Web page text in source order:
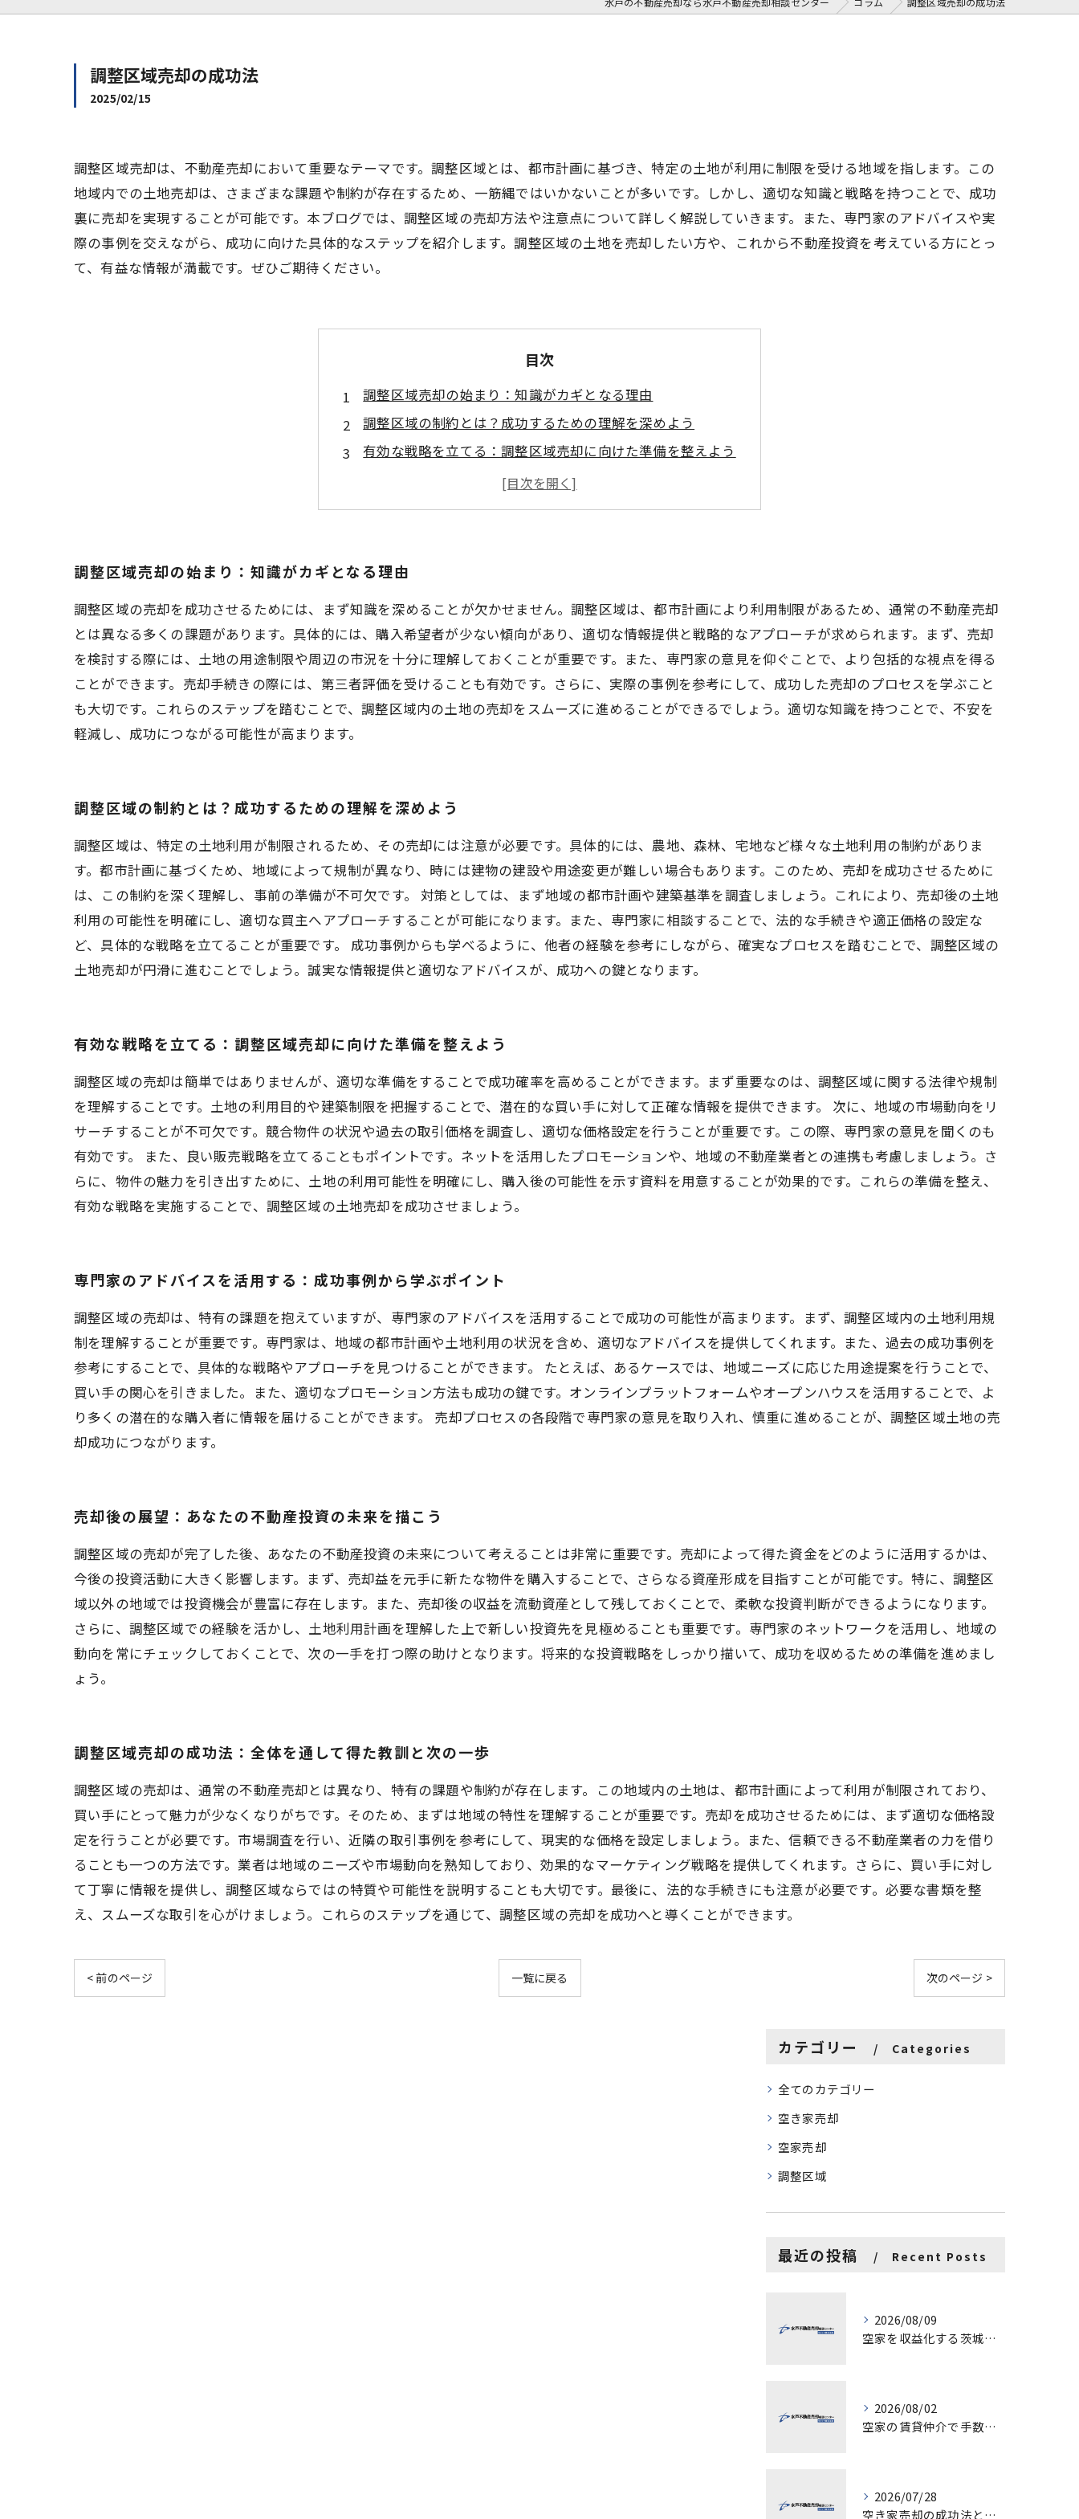
調整区域売却の成功法
2025/02/15
調整区域売却は、不動産売却において重要なテーマです。調整区域とは、都市計画に基づき、特定の土地が利用に制限を受ける地域を指します。この
地域内での土地売却は、さまざまな課題や制約が存在するため、一筋縄ではいかないことが多いです。しかし、適切な知識と戦略を持つことで、成功
裏に売却を実現することが可能です。本ブログでは、調整区域の売却方法や注意点について詳しく解説していきます。また、専門家のアドバイスや実
際の事例を交えながら、成功に向けた具体的なステップを紹介します。調整区域の土地を売却したい方や、これから不動産投資を考えている方にとっ
て、有益な情報が満載です。ぜひご期待ください。
目次
調整区域売却の始まり：知識がカギとなる理由
調整区域の制約とは？成功するための理解を深めよう
有効な戦略を立てる：調整区域売却に向けた準備を整えよう
専門家のアドバイスを活用する：成功事例から学ぶポイント
売却後の展望：あなたの不動産投資の未来を描こう
調整区域売却の始まり：知識がカギとなる理由
調整区域の売却を成功させるためには、まず知識を深めることが欠かせません。調整区域は、都市計画により利用制限があるため、通常の不動産売却
とは異なる多くの課題があります。具体的には、購入希望者が少ない傾向があり、適切な情報提供と戦略的なアプローチが求められます。まず、売却
を検討する際には、土地の用途制限や周辺の市況を十分に理解しておくことが重要です。また、専門家の意見を仰ぐことで、より包括的な視点を得る
ことができます。売却手続きの際には、第三者評価を受けることも有効です。さらに、実際の事例を参考にして、成功した売却のプロセスを学ぶこと
も大切です。これらのステップを踏むことで、調整区域内の土地の売却をスムーズに進めることができるでしょう。適切な知識を持つことで、不安を
軽減し、成功につながる可能性が高まります。
調整区域の制約とは？成功するための理解を深めよう
調整区域は、特定の土地利用が制限されるため、その売却には注意が必要です。具体的には、農地、森林、宅地など様々な土地利用の制約がありま
す。都市計画に基づくため、地域によって規制が異なり、時には建物の建設や用途変更が難しい場合もあります。このため、売却を成功させるために
は、この制約を深く理解し、事前の準備が不可欠です。 対策としては、まず地域の都市計画や建築基準を調査しましょう。これにより、売却後の土地
利用の可能性を明確にし、適切な買主へアプローチすることが可能になります。また、専門家に相談することで、法的な手続きや適正価格の設定な
ど、具体的な戦略を立てることが重要です。 成功事例からも学べるように、他者の経験を参考にしながら、確実なプロセスを踏むことで、調整区域の
土地売却が円滑に進むことでしょう。誠実な情報提供と適切なアドバイスが、成功への鍵となります。
有効な戦略を立てる：調整区域売却に向けた準備を整えよう
調整区域の売却は簡単ではありませんが、適切な準備をすることで成功確率を高めることができます。まず重要なのは、調整区域に関する法律や規制
を理解することです。土地の利用目的や建築制限を把握することで、潜在的な買い手に対して正確な情報を提供できます。 次に、地域の市場動向をリ
サーチすることが不可欠です。競合物件の状況や過去の取引価格を調査し、適切な価格設定を行うことが重要です。この際、専門家の意見を聞くのも
有効です。 また、良い販売戦略を立てることもポイントです。ネットを活用したプロモーションや、地域の不動産業者との連携も考慮しましょう。さ
らに、物件の魅力を引き出すために、土地の利用可能性を明確にし、購入後の可能性を示す資料を用意することが効果的です。これらの準備を整え、
有効な戦略を実施することで、調整区域の土地売却を成功させましょう。
専門家のアドバイスを活用する：成功事例から学ぶポイント
調整区域の売却は、特有の課題を抱えていますが、専門家のアドバイスを活用することで成功の可能性が高まります。まず、調整区域内の土地利用規
制を理解することが重要です。専門家は、地域の都市計画や土地利用の状況を含め、適切なアドバイスを提供してくれます。また、過去の成功事例を
参考にすることで、具体的な戦略やアプローチを見つけることができます。 たとえば、あるケースでは、地域ニーズに応じた用途提案を行うことで、
買い手の関心を引きました。また、適切なプロモーション方法も成功の鍵です。オンラインプラットフォームやオープンハウスを活用することで、よ
り多くの潜在的な購入者に情報を届けることができます。 売却プロセスの各段階で専門家の意見を取り入れ、慎重に進めることが、調整区域土地の売
却成功につながります。
売却後の展望：あなたの不動産投資の未来を描こう
調整区域の売却が完了した後、あなたの不動産投資の未来について考えることは非常に重要です。売却によって得た資金をどのように活用するかは、
今後の投資活動に大きく影響します。まず、売却益を元手に新たな物件を購入することで、さらなる資産形成を目指すことが可能です。特に、調整区
域以外の地域では投資機会が豊富に存在します。また、売却後の収益を流動資産として残しておくことで、柔軟な投資判断ができるようになります。
さらに、調整区域での経験を活かし、土地利用計画を理解した上で新しい投資先を見極めることも重要です。専門家のネットワークを活用し、地域の
動向を常にチェックしておくことで、次の一手を打つ際の助けとなります。将来的な投資戦略をしっかり描いて、成功を収めるための準備を進めまし
ょう。
調整区域売却の成功法：全体を通して得た教訓と次の一歩
調整区域の売却は、通常の不動産売却とは異なり、特有の課題や制約が存在します。この地域内の土地は、都市計画によって利用が制限されており、
買い手にとって魅力が少なくなりがちです。そのため、まずは地域の特性を理解することが重要です。売却を成功させるためには、まず適切な価格設
定を行うことが必要です。市場調査を行い、近隣の取引事例を参考にして、現実的な価格を設定しましょう。また、信頼できる不動産業者の力を借り
ることも一つの方法です。業者は地域のニーズや市場動向を熟知しており、効果的なマーケティング戦略を提供してくれます。さらに、買い手に対し
て丁寧に情報を提供し、調整区域ならではの特質や可能性を説明することも大切です。最後に、法的な手続きにも注意が必要です。必要な書類を整
え、スムーズな取引を心がけましょう。これらのステップを通じて、調整区域の売却を成功へと導くことができます。
< 前のページ 一覧に戻る 次のページ >
カテゴリー Categories
全てのカテゴリー
空き家売却
空家売却
調整区域
最近の投稿 Recent Posts
2026/08/09
空家を収益化する茨城県水戸市古河市での具体的ステップと成功ポイント
2026/08/02
空家の賃貸仲介で手数料と上限を徹底解説し200万円物件の注意点も紹介
2026/07/28
空き家売却の成功法と注意点